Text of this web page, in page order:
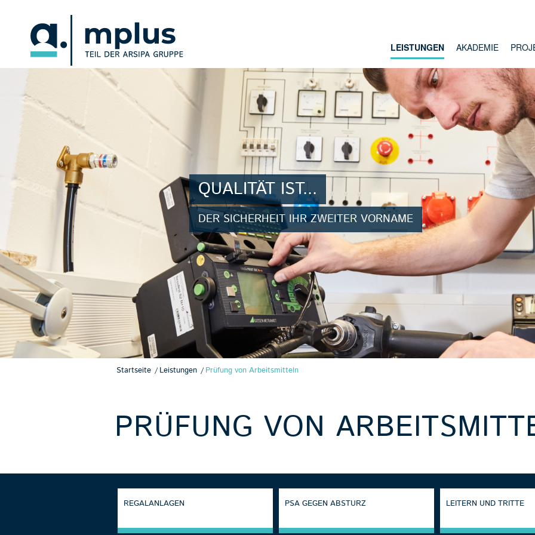
LEISTUNGEN AKADEMIE
QUALITÄT IST...
DER SICHERHEIT IHR ZWEITER VORNAME
Startseite / Leistungen / Prüfung von Arbeitsmitteln
PRÜFUNG VON
REGALANLAGEN PSA GEGEN ABSTURZ LEITERN UND TRITTE